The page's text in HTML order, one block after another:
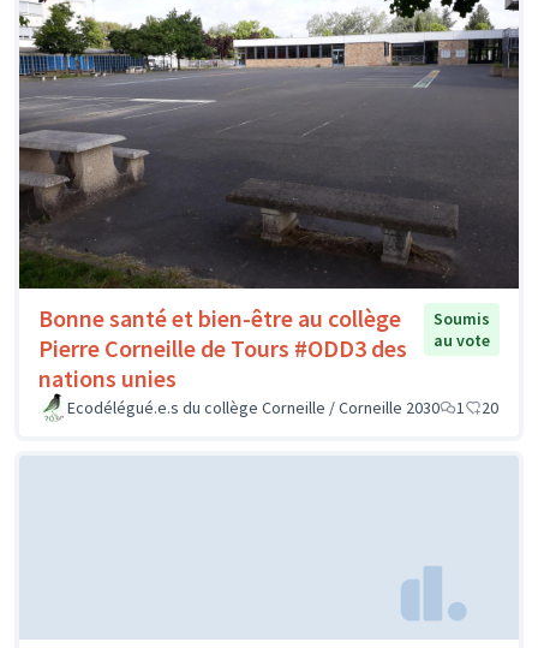
Bonne santé et bien-être au collège
Pierre Corneille de Tours #ODD3 des
nations unies
Soumis
au vote
Ecodélégué.e.s du collège Corneille / Corneille 2030 1 20